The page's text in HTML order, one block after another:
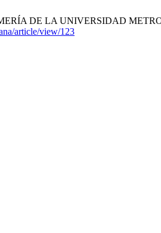
DE LA UNIVERSIDAD
article/view/123